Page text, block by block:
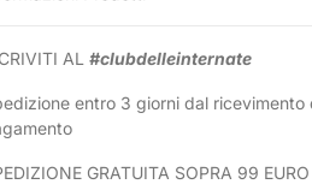
AL#clubdelleinternate
entro 3 giorni dal ricevimento
GRATUITA SOPRA 99 EURO